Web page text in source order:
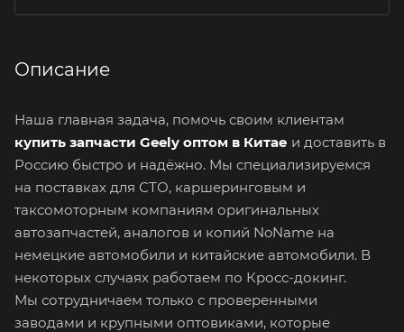
Описание
Наша главная задача, помочь своим клиентам
купить запчасти Geely оптом в Китае и доставить в
Россию быстро и надёжно. Мы специализируемся
на поставках для СТО, каршеринговым и
таксомоторным компаниям оригинальных
автозапчастей, аналогов и копий NoName на
немецкие автомобили и китайские автомобили. В
некоторых случаях работаем по Кросс-докинг.
Мы сотрудничаем только с проверенными
заводами и крупными оптовиками, которые